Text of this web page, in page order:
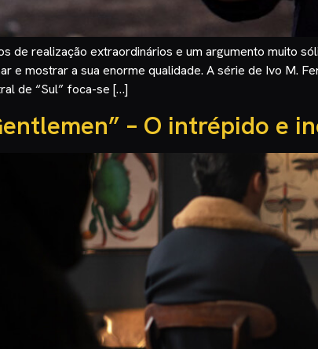
de realização extraordinários e um argumento muito
e mostrar a sua enorme qualidade. A série de Ivo M.
de “Sul” foca-se […]
– O intrépido e